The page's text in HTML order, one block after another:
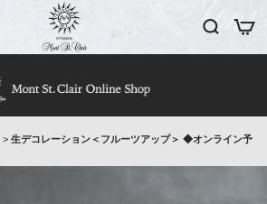
> 生デコレーション＜フルーツアップ＞ ◆オンライン予